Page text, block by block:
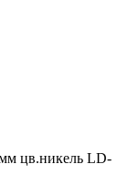
цв.никель LD-